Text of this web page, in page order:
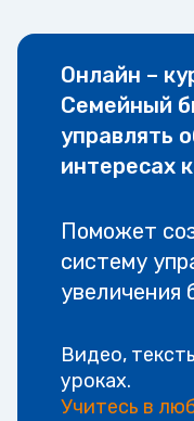
Онлайн –
Семейный
управлять
интересах
Поможет
систему
увеличения
Видео,
уроках.
Учитесь в